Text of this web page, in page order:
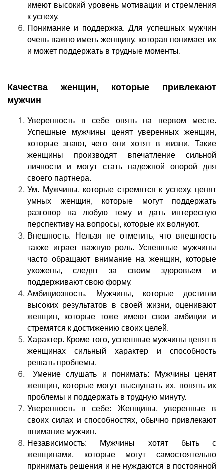
имеют высокий уровень мотивации и стремления
к успеху.
Понимание и поддержка. Для успешных мужчин
очень важно иметь женщину, которая понимает их
и может поддержать в трудные моменты.
Качества женщин, которые привлекают
мужчин
Уверенность в себе опять на первом месте.
Успешные мужчины ценят уверенных женщин,
которые знают, чего они хотят в жизни. Такие
женщины производят впечатление сильной
личности и могут стать надежной опорой для
своего партнера.
Ум. Мужчины, которые стремятся к успеху, ценят
умных женщин, которые могут поддержать
разговор на любую тему и дать интересную
перспективу на вопросы, которые их волнуют.
Внешность. Нельзя не отметить, что внешность
также играет важную роль. Успешные мужчины
часто обращают внимание на женщин, которые
ухожены, следят за своим здоровьем и
поддерживают свою форму.
Амбициозность. Мужчины, которые достигли
высоких результатов в своей жизни, оценивают
женщин, которые тоже имеют свои амбиции и
стремятся к достижению своих целей.
Характер. Кроме того, успешные мужчины ценят в
женщинах сильный характер и способность
решать проблемы.
Умение слушать и понимать: Мужчины ценят
женщин, которые могут выслушать их, понять их
проблемы и поддержать в трудную минуту.
Уверенность в себе: Женщины, уверенные в
своих силах и способностях, обычно привлекают
внимание мужчин.
Независимость: Мужчины хотят быть с
женщинами, которые могут самостоятельно
принимать решения и не нуждаются в постоянной